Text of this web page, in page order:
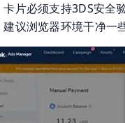
卡片必须支持3DS安全
建议浏览器环境干净一